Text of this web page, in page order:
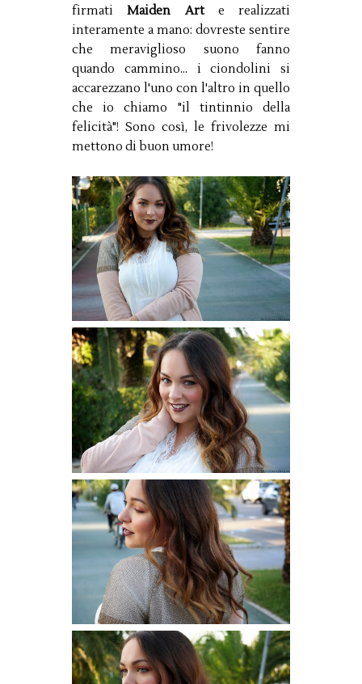
firmatiMaiden Arte realizzati
interamente a mano: dovreste sentire
che meraviglioso suono fanno
quando cammino... i ciondolini si
accarezzano l'uno con l'altro in quello
che io chiamo "il tintinnio della
felicità"! Sono così, le frivolezze mi
mettono di buon umore!